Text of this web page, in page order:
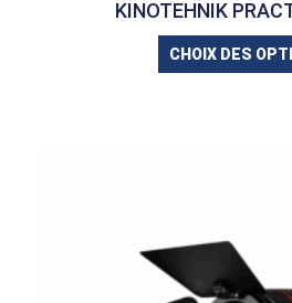
KINOTEHNIK
CHOIX DES